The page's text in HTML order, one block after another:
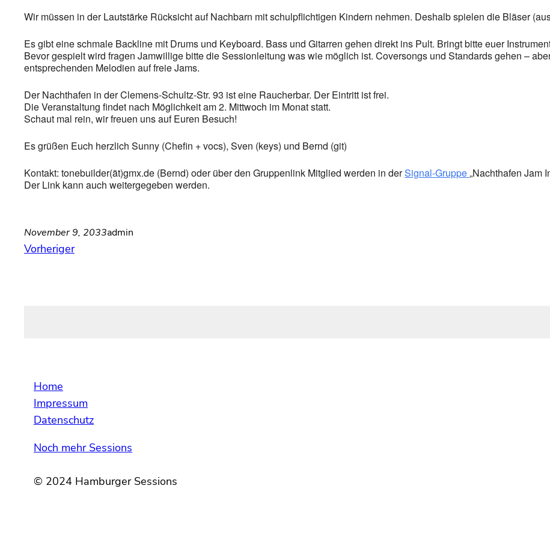
Wir müssen in der Lautstärke Rücksicht auf Nachbarn mit schulpflichtigen Kindern nehmen. Deshalb spielen die Bläser
Es gibt eine schmale Backline mit Drums und Keyboard. Bass und Gitarren gehen direkt ins Pult. Bringt bitte euer
Bevor gespielt wird fragen Jamwillige bitte die Sessionleitung was wie möglich ist. Coversongs und Standards gehen –
entsprechenden Melodien auf freie Jams.
Der Nachthafen in der Clemens-Schultz-Str. 93 ist eine Raucherbar. Der Eintritt ist frei.
Die Veranstaltung findet nach Möglichkeit am 2. Mittwoch im Monat statt.
Schaut mal rein, wir freuen uns auf Euren Besuch!
Es grüßen Euch herzlich Sunny (Chefin + vocs), Sven (keys) und Bernd (git)
Kontakt: tonebuilder(ät)gmx.de (Bernd) oder über den Gruppenlink Mitglied werden in derSignal-Gruppe„Nachthafen Jam
Der Link kann auch weitergegeben werden.
November 9, 2033admin
Vorheriger
Home
Impressum
Datenschutz
Noch mehr Sessions
© 2024 Hamburger Sessions